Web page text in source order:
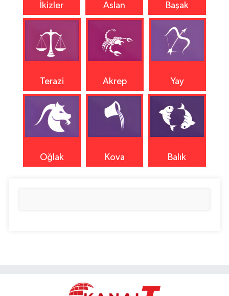
İkizler Aslan Başak
Terazi Akrep Yay
Oğlak Kova Balık